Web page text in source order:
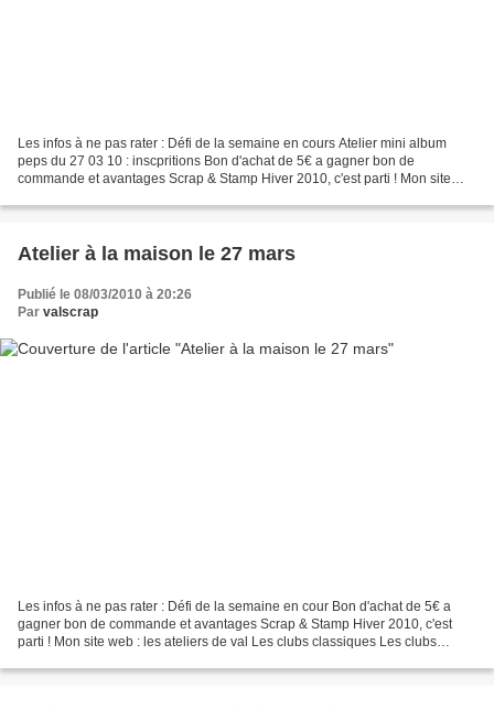
Les infos à ne pas rater : Défi de la semaine en cours Atelier mini album
peps du 27 03 10 : inscpritions Bon d'achat de 5€ a gagner bon de
commande et avantages Scrap & Stamp Hiver 2010, c'est parti ! Mon site
Atelier à la maison le 27 mars
Publié le 08/03/2010 à 20:26
Par valscrap
Les infos à ne pas rater : Défi de la semaine en cour Bon d'achat de 5€ a
gagner bon de commande et avantages Scrap & Stamp Hiver 2010, c'est
parti ! Mon site web : les ateliers de val Les clubs classiques Les clubs